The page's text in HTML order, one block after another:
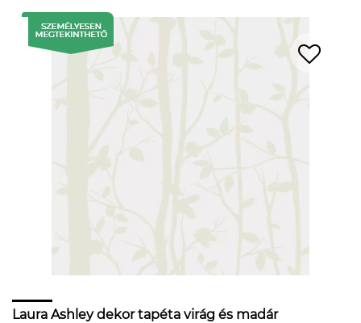
Laura Ashley dekor tapéta virág és madár